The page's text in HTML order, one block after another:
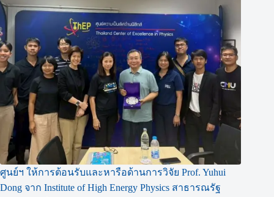
ศูนย์ฯ ให้การต้อนรับและหารือด้านการวิจัย Prof. Yuhui
Dong จาก Institute of High Energy Physics สาธารณรัฐ